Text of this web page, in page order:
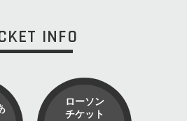
INFO
ローソン
チケット